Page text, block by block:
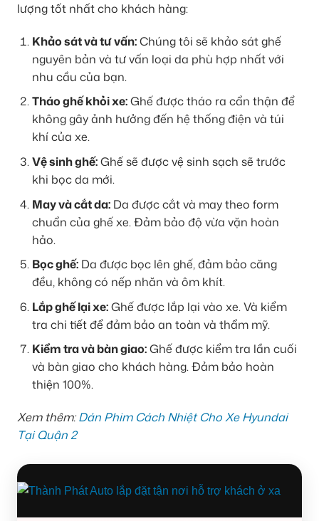
lượng tốt nhất cho khách hàng:
Khảo sát và tư vấn:Chúng tôi sẽ khảo sát ghế
nguyên bản và tư vấn loại da phù hợp nhất với
nhu cầu của bạn.
Tháo ghế khỏi xe:Ghế được tháo ra cẩn thận để
không gây ảnh hưởng đến hệ thống điện và túi
khí của xe.
Vệ sinh ghế:Ghế sẽ được vệ sinh sạch sẽ trước
khi bọc da mới.
May và cắt da:Da được cắt và may theo form
chuẩn của ghế xe. Đảm bảo độ vừa vặn hoàn
hảo.
Bọc ghế:Da được bọc lên ghế, đảm bảo căng
đều, không có nếp nhăn và ôm khít.
Lắp ghế lại xe:Ghế được lắp lại vào xe. Và kiểm
tra chi tiết để đảm bảo an toàn và thẩm mỹ.
Kiểm tra và bàn giao:Ghế được kiểm tra lần cuối
và bàn giao cho khách hàng. Đảm bảo hoàn
thiện 100%.
Xem thêm:Dán Phim Cách Nhiệt Cho Xe Hyundai
Tại Quận 2